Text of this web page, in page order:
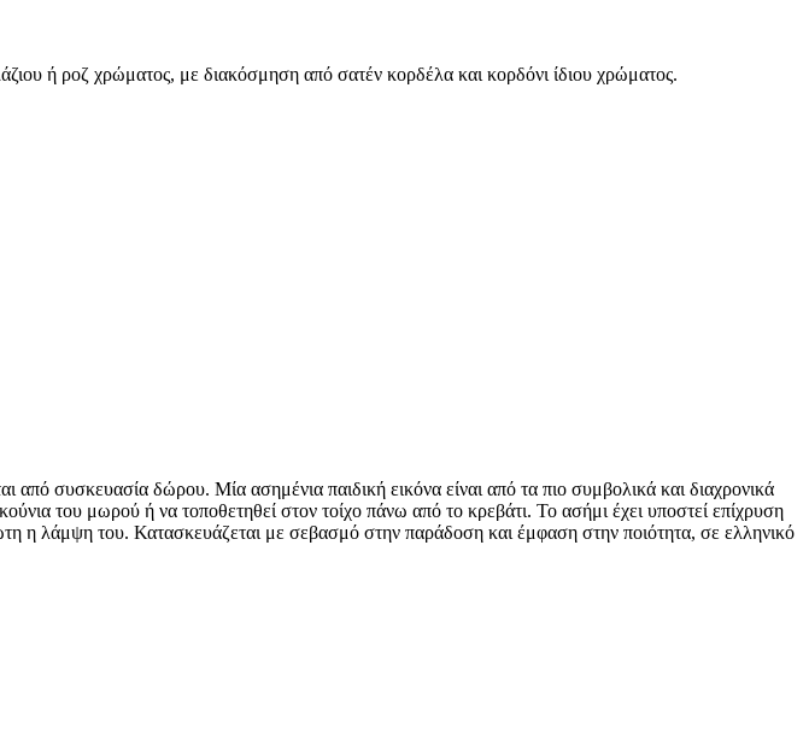
ή ροζ χρώματος, με διακόσμηση από σατέν κορδέλα και κορδόνι ίδιου χρώματος.
από συσκευασία δώρου. Μία ασημένια παιδική εικόνα είναι από τα πιο συμβολικά και διαχρονικά
του μωρού ή να τοποθετηθεί στον τοίχο πάνω από το κρεβάτι. Το ασήμι έχει υποστεί επίχρυση
η λάμψη του. Κατασκευάζεται με σεβασμό στην παράδοση και έμφαση στην ποιότητα, σε ελληνικό